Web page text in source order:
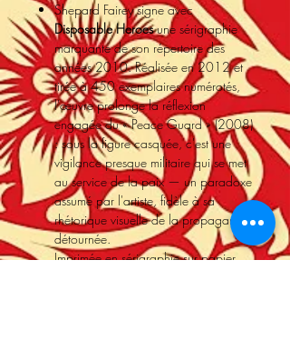
Shepard Fairey signe avec
Disposable Heroesune sérigraphie
marquante de son répertoire des
années 2010. Réalisée en 2012 et
tirée à 450 exemplaires numérotés,
l'œuvre prolonge la réflexion
engagée du « Peace Guard » (2008)
: sous la figure casquée, c'est une
vigilance presque militaire qui se met
au service de la paix — un paradoxe
assumé par l'artiste, fidèle à sa
rhétorique visuelle de la propagande
détournée.
Imprimée en sérigraphie sur papier